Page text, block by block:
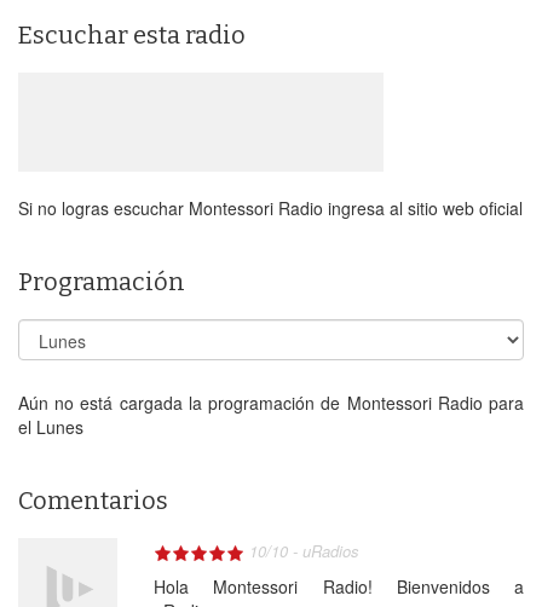
Escuchar esta radio
Si no logras escuchar Montessori Radio ingresa al sitio web oficial
Programación
Aún no está cargada la programación de Montessori Radio para
el Lunes
Comentarios
10/10 - uRadios
Hola Montessori Radio! Bienvenidos a